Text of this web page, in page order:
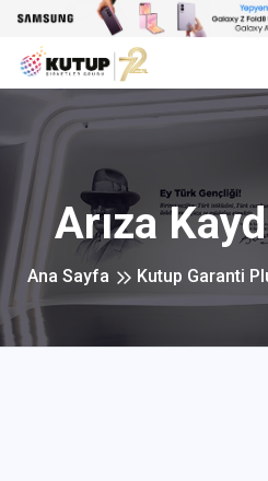
Arıza
Ana Sayfa Kutup Garanti